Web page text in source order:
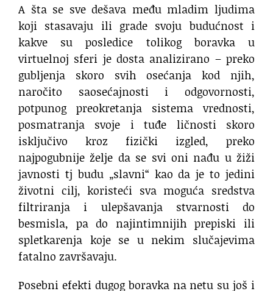
A šta se sve dešava među mladim ljudima
koji stasavaju ili grade svoju budućnost i
kakve su posledice tolikog boravka u
virtuelnoj sferi je dosta analizirano – preko
gubljenja skoro svih osećanja kod njih,
naročito saosećajnosti i odgovornosti,
potpunog preokretanja sistema vrednosti,
posmatranja svoje i tuđe ličnosti skoro
isključivo kroz fizički izgled, preko
najpogubnije želje da se svi oni nađu u žiži
javnosti tj budu „slavni“ kao da je to jedini
životni cilj, koristeći sva moguća sredstva
filtriranja i ulepšavanja stvarnosti do
besmisla, pa do najintimnijih prepiski ili
spletkarenja koje se u nekim slučajevima
fatalno završavaju.
Posebni efekti dugog boravka na netu su još i